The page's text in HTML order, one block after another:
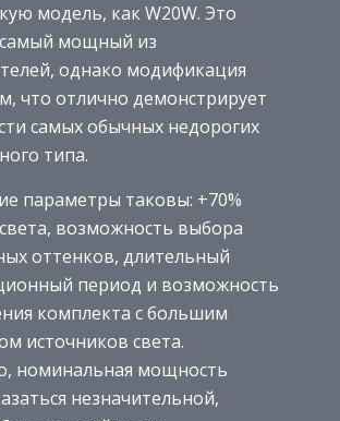
модель, как W20W. Это
мощный из
однако модификация
что отлично демонстрирует
самых обычных недорогих
типа.
параметры таковы: +70%
возможность выбора
оттенков, длительный
период и возможность
комплекта с большим
источников света.
номинальная мощность
незначительной,